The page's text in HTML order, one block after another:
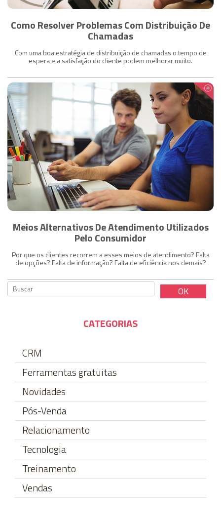
Como Resolver Problemas Com Distribuição De
Chamadas
Com uma boa estratégia de distribuição de chamadas o tempo de
espera e a satisfação do cliente podem melhorar muito.
Meios Alternativos De Atendimento Utilizados
Pelo Consumidor
Por que os clientes recorrem a esses meios de atendimento? Falta
de opções? Falta de informação? Falta de eficiência nos demais?
CATEGORIAS
CRM
Ferramentas gratuitas
Novidades
Pós-Venda
Relacionamento
Tecnologia
Treinamento
Vendas